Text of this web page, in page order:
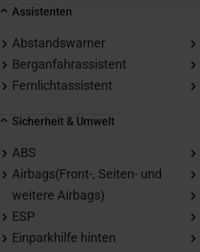
Assistenten
Abstandswarner
Berganfahrassistent
Fernlichtassistent
Sicherheit & Umwelt
ABS
Airbags(Front-, Seiten- und
weitere Airbags)
ESP
Einparkhilfe hinten